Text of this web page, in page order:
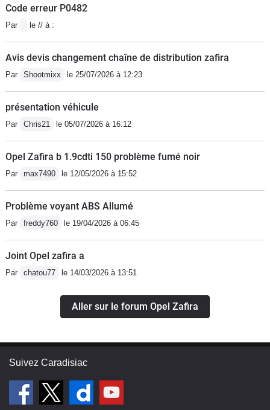
Code erreur P0482
Par le // à :
Avis devis changement chaîne de distribution zafira
Par Shootmixx le 25/07/2026 à 12:23
présentation véhicule
Par Chris21 le 05/07/2026 à 16:12
Opel Zafira b 1.9cdti 150 problème fumé noir
Par max7490 le 12/05/2026 à 15:52
Problème voyant ABS Allumé
Par freddy760 le 19/04/2026 à 06:45
Joint Opel zafira a
Par chatou77 le 14/03/2026 à 13:51
Aller sur le forum Opel Zafira
Suivez Caradisiac